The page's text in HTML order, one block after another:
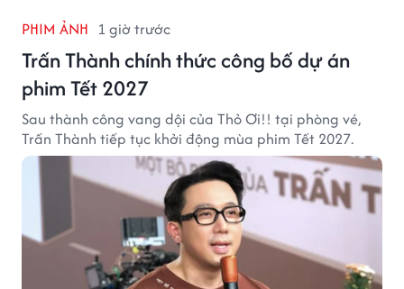
PHIM ẢNH 1 giờ trước
Trấn Thành chính thức công bố dự án
phim Tết 2027
Sau thành công vang dội của Thỏ Ơi!! tại phòng vé,
Trấn Thành tiếp tục khởi động mùa phim Tết 2027.